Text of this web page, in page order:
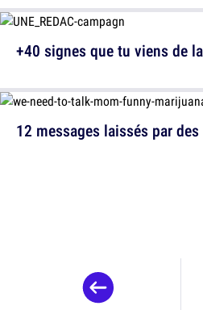
12 messages laissés par
+40 signes que tu viens de